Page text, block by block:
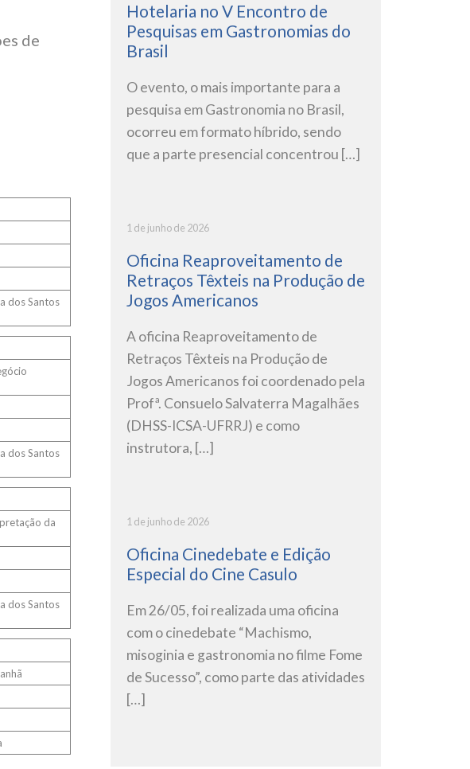
de
dos Santos
dos Santos
da
dos Santos
Hotelaria no V Encontro de
Pesquisas em Gastronomias do
Brasil
O evento, o mais importante para a
pesquisa em Gastronomia no Brasil,
ocorreu em formato híbrido, sendo
que a parte presencial concentrou […]
1 de junho de 2026
Oficina Reaproveitamento de
Retraços Têxteis na Produção de
Jogos Americanos
A oficina Reaproveitamento de
Retraços Têxteis na Produção de
Jogos Americanos foi coordenado pela
Profª. Consuelo Salvaterra Magalhães
(DHSS-ICSA-UFRRJ) e como
instrutora, […]
1 de junho de 2026
Oficina Cinedebate e Edição
Especial do Cine Casulo
Em 26/05, foi realizada uma oficina
com o cinedebate “Machismo,
misoginia e gastronomia no filme Fome
de Sucesso”, como parte das atividades
[…]